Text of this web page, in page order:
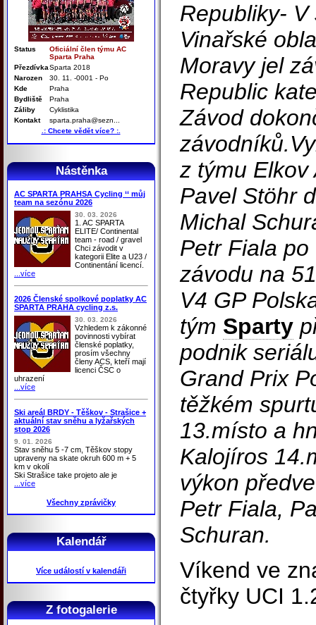
Status
Oficiální člen týmu AC
Sparta Praha
PřezdívkaSparta 2018
Narozen
30. 11. -0001 - Po
Kde
Praha
Bydliště
Praha
Záliby
Cyklistika
Kontakt
sparta.praha@sezn...
.: Chcete vědět více? :.
Nástěnka
AC SPARTA PRAHSA Cycling ‘‘ můj
team na sezónu 2026
30. 03. 2026
1. AC SPARTA
ELITE/ Continental
team - road / gravel
Chci závodit v
kategorii Elite a U23 /
Continentání licencí.
...více
2026 Členské spolkové poplatky AC
SPARTA PRAHA cycling z.s.
30. 03. 2026
Vzhledem k zákonné
povinnosti vybírat
členské poplatky,
prosím všechny
členy ACS, kteří mají
licenci ČSC o
uhrazení
...více
Ski areál BRDY - Těškov - Strašice +
aktuální stav sněhu a lyžařských
stop 2026
9. 01. 2026
Stav sněhu 5 -7 cm, Těškov stopy
upraveny na skate okruh 600 m + 5
km v okolí
Ski Strašice take projeto ale je
...více
Všechny zprávičky
Kalendář
Více událostí v kalendáři
Z fotogalerie
Republiky-
Vinařské
Moravy jel
Republic
Závod
z týmu
Pavel Stöhr
Michal
Petr Fiala
závodu na
V4 GP
tým Sparty
podnik
Grand Prix
těžkém
13.místo a
Kalojíros
výkon
Petr Fiala,
Schuran.
Víkend ve
čtyřky UCI